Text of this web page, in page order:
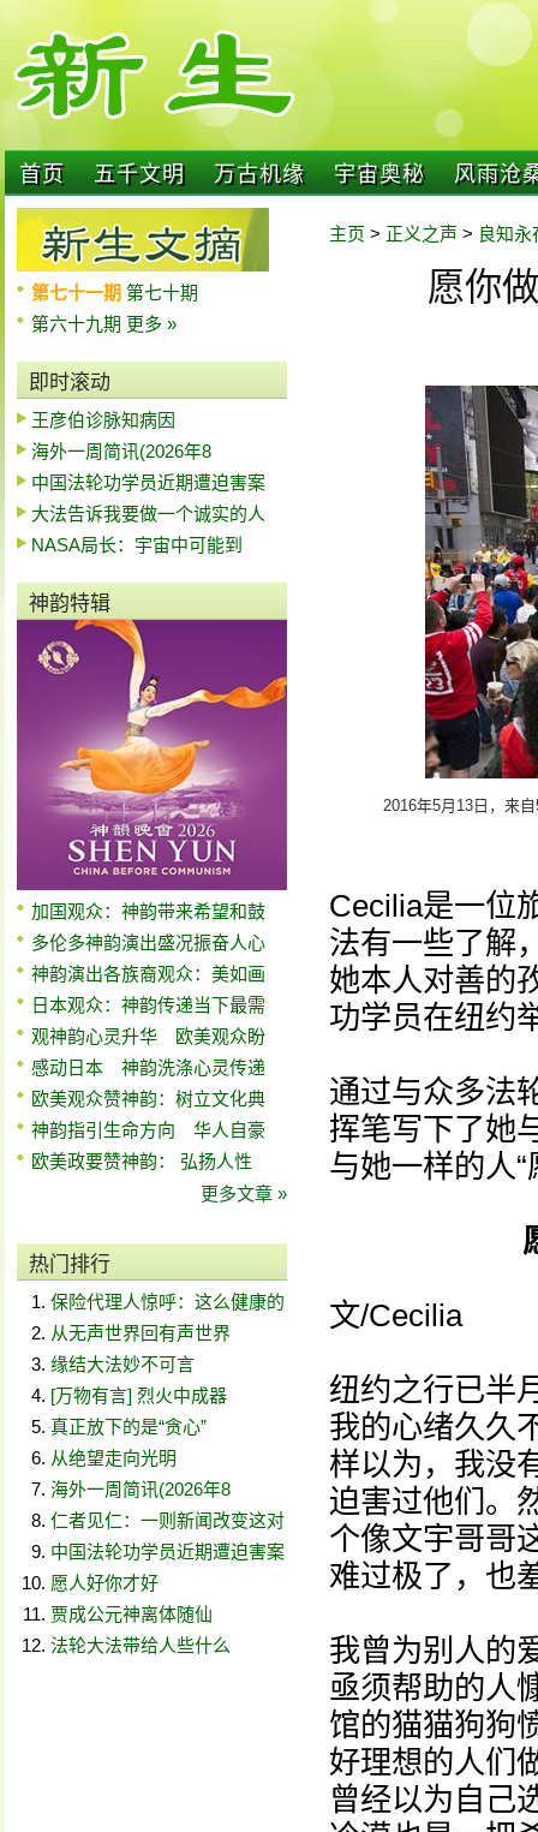
首页 五千文明 万古机缘 宇宙奥秘 风雨沧
第七十一期 第七十期
第六十九期 更多 »
即时滚动
王彦伯诊脉知病因
海外一周简讯(2026年8
中国法轮功学员近期遭迫害案
大法告诉我要做一个诚实的人
NASA局长：宇宙中可能到
神韵特辑
加国观众：神韵带来希望和鼓
多伦多神韵演出盛况振奋人心
神韵演出各族裔观众：美如画
日本观众：神韵传递当下最需
观神韵心灵升华 欧美观众盼
感动日本 神韵洗涤心灵传递
欧美观众赞神韵：树立文化典
神韵指引生命方向 华人自豪
欧美政要赞神韵： 弘扬人性
更多文章 »
热门排行
保险代理人惊呼：这么健康的
从无声世界回有声世界
缘结大法妙不可言
[万物有言] 烈火中成器
真正放下的是“贪心”
从绝望走向光明
海外一周简讯(2026年8
仁者见仁：一则新闻改变这对
中国法轮功学员近期遭迫害案
愿人好你才好
贾成公元神离体随仙
法轮大法带给人些什么
主页 > 正义之声 > 良知永
愿你
2016年5月13日，来
Cecilia是一位
法有一些了解
她本人对善的
功学员在纽约
通过与众多法
挥笔写下了她
与她一样的人
文/Cecilia
纽约之行已半
我的心绪久久
样以为，我没
迫害过他们。
个像文宇哥哥
难过极了，也
我曾为别人的
亟须帮助的人
馆的猫猫狗狗
好理想的人们
曾经以为自己